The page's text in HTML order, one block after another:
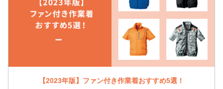
【2023年版】ファン付き作業着おすすめ5選！